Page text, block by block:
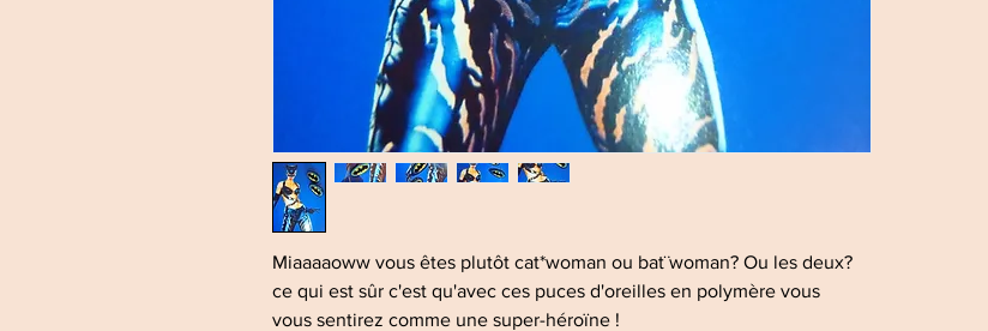
Miaaaaoww vous êtes plutôt cat*woman ou bat¨woman? Ou les deux?
ce qui est sûr c'est qu'avec ces puces d'oreilles en polymère vous
vous sentirez comme une super-héroïne !